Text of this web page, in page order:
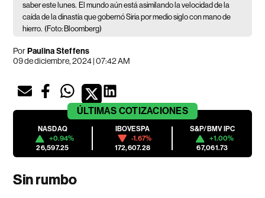
saber este lunes. El mundo aún está asimilando la velocidad de la
caída de la dinastía que gobernó Siria por medio siglo con mano de
hierro. (Foto: Bloomberg)
PorPaulina Steffens
09 de diciembre, 2024 | 07:42 AM
ÚLTIMAS COTIZACIONES
NASDAQ
+0.94%
26,597.25
IBOVESPA
-1.67%
172,607.28
S&P/BMV IPC
+1.00%
67,061.73
Sin rumbo